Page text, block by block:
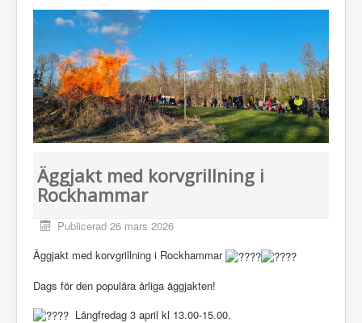
Äggjakt med korvgrillning i
Rockhammar
Publicerad 26 mars 2026
Äggjakt med korvgrillning i Rockhammar
Dags för den populära årliga äggjakten!
Långfredag 3 april kl 13.00-15.00.